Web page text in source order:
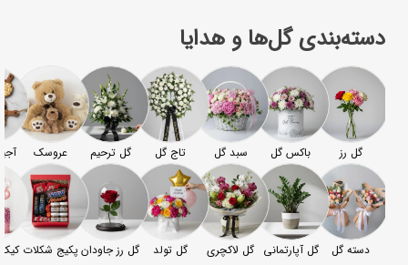
دسته‌بندی گل‌ها و هدایا
گل رز
دسته گل
باکس گل
گل آپارتمانی
سبد گل
گل لاکچری
تاج گل
گل تولد
گل ترحیم
گل رز جاودان
عروسک
پکیج شکلات